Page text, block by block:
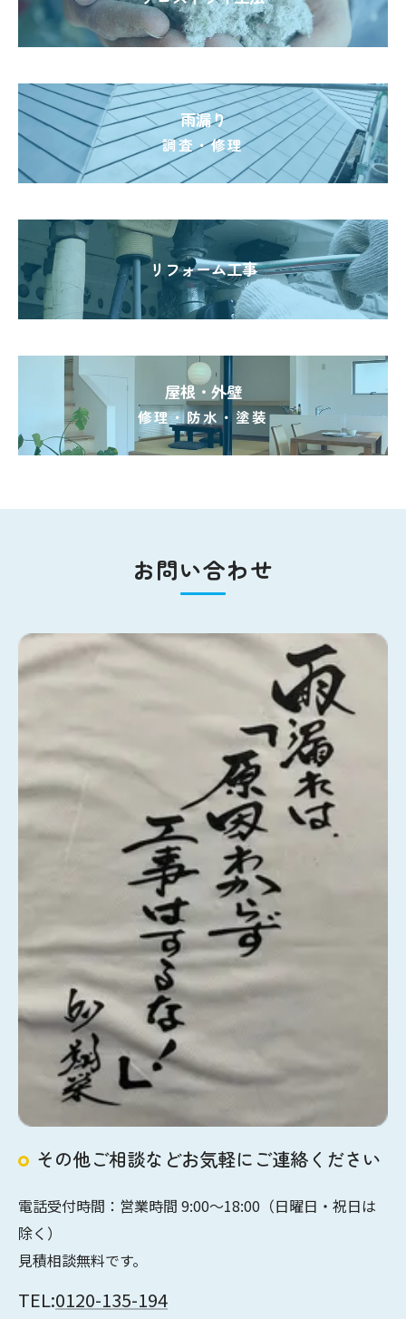
雨漏り
調査・修理
リフォーム工事
屋根・外壁
修理・防水・塗装
お問い合わせ
その他ご相談などお気軽にご連絡ください
電話受付時間：営業時間 9:00〜18:00（日曜日・祝日は
除く）
見積相談無料です。
TEL:0120-135-194